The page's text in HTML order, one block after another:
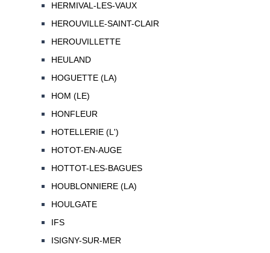
HERMIVAL-LES-VAUX
HEROUVILLE-SAINT-CLAIR
HEROUVILLETTE
HEULAND
HOGUETTE (LA)
HOM (LE)
HONFLEUR
HOTELLERIE (L')
HOTOT-EN-AUGE
HOTTOT-LES-BAGUES
HOUBLONNIERE (LA)
HOULGATE
IFS
ISIGNY-SUR-MER